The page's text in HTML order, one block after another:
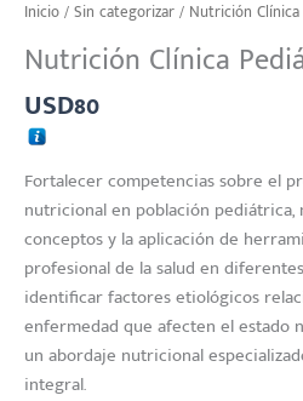
Inicio/Sin categorizar/ Nutrición
Nutrición Clínica
USD80
Fortalecer competencias sobre el
nutricional en población
conceptos y la aplicación de
profesional de la salud en
identificar factores etiológicos
enfermedad que afecten el estado
un abordaje nutricional
integral.